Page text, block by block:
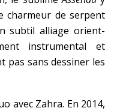
charmeur de serpent
subtil alliage orient-
instrumental et
pas sans dessiner les
avec Zahra. En 2014,